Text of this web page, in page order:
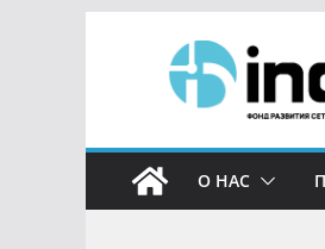
О НАС